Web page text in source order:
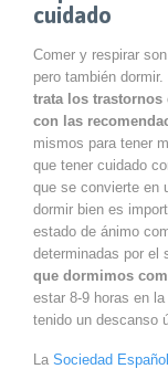
cuidado
Comer y respirar
pero también dormir.
trata los trastornos
con las
mismos para tener
que tener cuidado
que se convierte en
dormir bien es
estado de ánimo
determinadas por el
que dormimos
estar 8-9 horas en
tenido un descanso
La Sociedad